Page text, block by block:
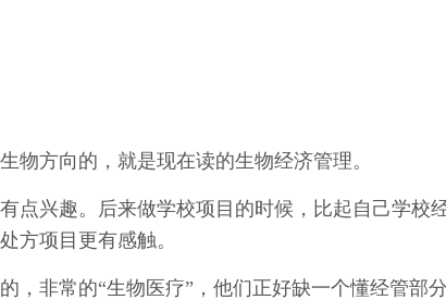
物方向的，就是现在读的生物经济管理。
点兴趣。后来做学校项目的时候，比起自己学校
方项目更有感触。
，非常的“生物医疗”，他们正好缺一个懂经管部